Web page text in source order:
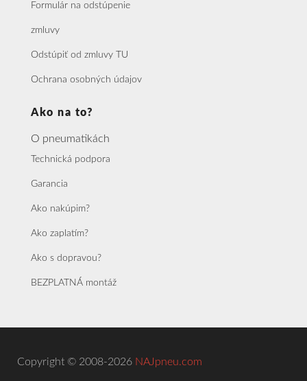
Formulár na odstúpenie
zmluvy
Odstúpiť od zmluvy TU
Ochrana osobných údajov
Ako na to?
O pneumatikách
Technická podpora
Garancia
Ako nakúpim?
Ako zaplatím?
Ako s dopravou?
BEZPLATNÁ montáž
Copyright © 2008-2026 NAJpneu.com